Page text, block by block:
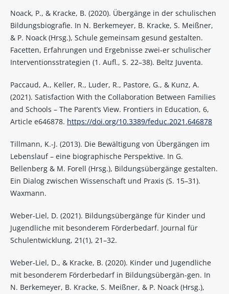
Noack, P., & Kracke, B. (2020). Übergänge in der schulischen
Bildungsbiografie. In N. Berkemeyer, B. Kracke, S. Meißner,
& P. Noack (Hrsg.), Schule gemeinsam gesund gestalten.
Facetten, Erfahrungen und Ergebnisse zwei-er schulischer
Interventionsstrategien (1. Aufl., S. 22–38). Beltz Juventa.
Paccaud, A., Keller, R., Luder, R., Pastore, G., & Kunz, A.
(2021). Satisfaction With the Collaboration Between Families
and Schools – The Parent’s View. Frontiers in Education, 6,
Article e646878. https://doi.org/10.3389/feduc.2021.646878
Tillmann, K.-J. (2013). Die Bewältigung von Übergängen im
Lebenslauf – eine biographische Perspektive. In G.
Bellenberg & M. Forell (Hrsg.), Bildungsübergänge gestalten.
Ein Dialog zwischen Wissenschaft und Praxis (S. 15–31).
Waxmann.
Weber-Liel, D. (2021). Bildungsübergänge für Kinder und
Jugendliche mit besonderem Förderbedarf. Journal für
Schulentwicklung, 21(1), 21–32.
Weber-Liel, D., & Kracke, B. (2020). Kinder und Jugendliche
mit besonderem Förderbedarf in Bildungsübergän-gen. In
N. Berkemeyer, B. Kracke, S. Meißner, & P. Noack (Hrsg.),